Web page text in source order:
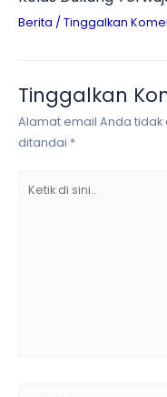
Berita / Tinggalkan
Tinggalkan
Alamat email Anda tidak
ditandai *